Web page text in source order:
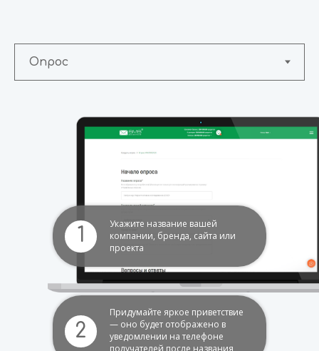
Укажите название вашей
компании, бренда, сайта или
проекта
Придумайте яркое приветствие
— оно будет отображено в
уведомлении на телефоне
получателей после названия
1
2